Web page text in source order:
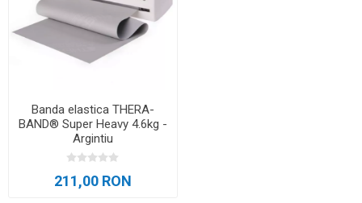
Banda elastica THERA-
BAND® Super Heavy 4.6kg -
Argintiu
211,00 RON